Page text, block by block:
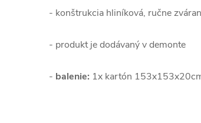
- konštrukcia hliníková, ručne
- produkt je dodávaný v demonte
- balenie: 1x kartón